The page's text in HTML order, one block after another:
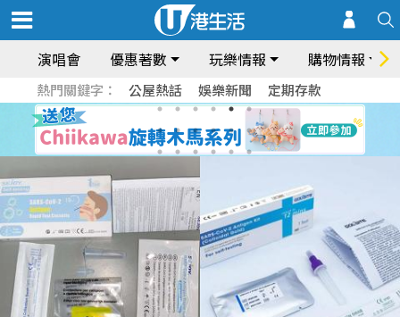
演唱會 優惠著數 玩樂情報 購物情報
熱門關鍵字： 公屋熱話 娛樂新聞 定期存款